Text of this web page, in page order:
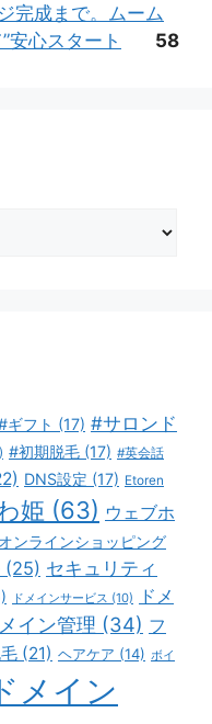
完成まで。ムーム
安心スタート
58
ギフト (17) #サロンド
#初期脱毛 (17) #英会話
DNS設定 (17) Etoren
姫 (63) ウェブホ
オンラインショッピング
(25) セキュリティ
ドメインサービス (10)
ドメ
イン管理 (34) フ
(21) ヘアケア (14) ボイ
メイン